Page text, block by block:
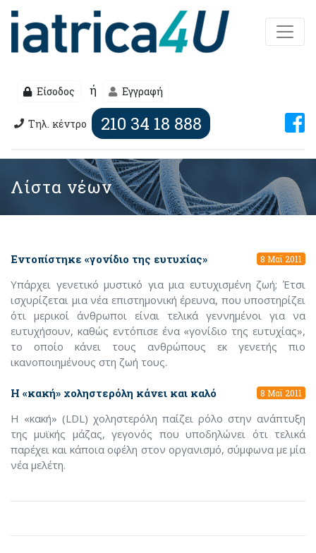
Είσοδος ή Εγγραφή
Τηλ. κέντρο 210 34 18 888
Λίστα νέων
Εντοπίστηκε «γονίδιο της ευτυχίας» 8 Μαϊ 2011
Υπάρχει γενετικό μυστικό για μια ευτυχισμένη ζωή; Έτσι
ισχυρίζεται μια νέα επιστημονική έρευνα, που υποστηρίζει
ότι μερικοί άνθρωποι είναι τελικά γεννημένοι για να
ευτυχήσουν, καθώς εντόπισε ένα «γονίδιο της ευτυχίας»,
το οποίο κάνει τους ανθρώπους εκ γενετής πιο
ικανοποιημένους στη ζωή τους.
Η «κακή» χοληστερόλη κάνει και καλό 8 Μαϊ 2011
Η «κακή» (LDL) χοληστερόλη παίζει ρόλο στην ανάπτυξη
της μυϊκής μάζας, γεγονός που υποδηλώνει ότι τελικά
παρέχει και κάποια οφέλη στον οργανισμό, σύμφωνα με μία
νέα μελέτη.